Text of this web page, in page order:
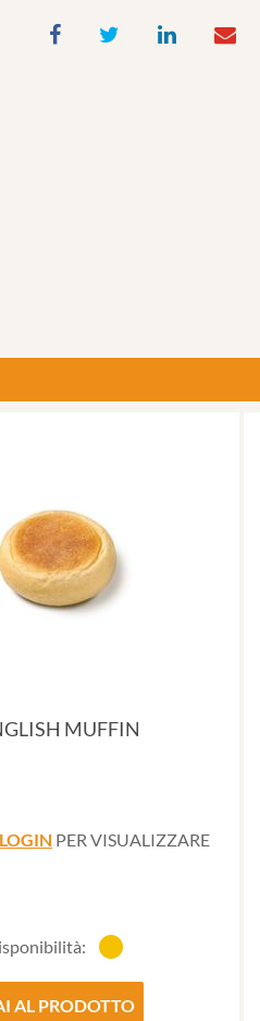
MUFFIN
LOGIN PER VISUALIZZARE
AL PRODOTTO